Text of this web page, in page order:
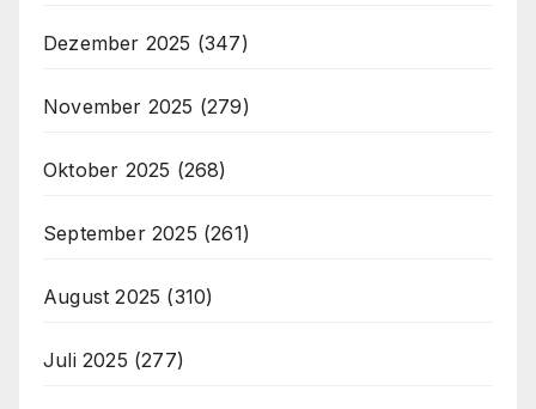
Dezember 2025 (347)
November 2025 (279)
Oktober 2025 (268)
September 2025 (261)
August 2025 (310)
Juli 2025 (277)